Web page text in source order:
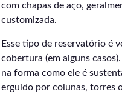
com chapas de aço,
customizada.
Esse tipo de reservatório é
cobertura (em alguns
na forma como ele é
erguido por colunas, torres